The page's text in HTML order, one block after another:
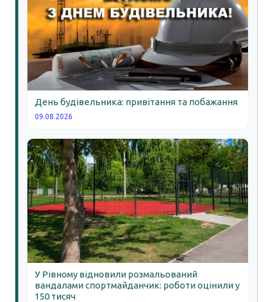
День будівельника: привітання та побажання
09.08.2026
У Рівному відновили розмальований
вандалами спортмайданчик: роботи оцінили у
150 тисяч